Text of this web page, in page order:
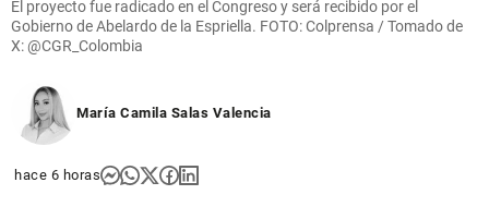
share
El proyecto fue radicado en el Congreso y será recibido por el
Gobierno de Abelardo de la Espriella. FOTO: Colprensa / Tomado de
X: @CGR_Colombia
María Camila Salas Valencia
hace 6 horas